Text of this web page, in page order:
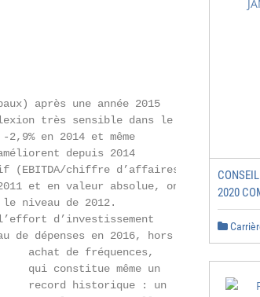
après une année 2015
très sensible dans le
en 2014 et même
depuis 2014
chiffre d’affaires)
et en valeur absolue, on
niveau de 2012.
d’investissement
dépenses en 2016, hors
de fréquences,
constitue même un
historique : un
2020